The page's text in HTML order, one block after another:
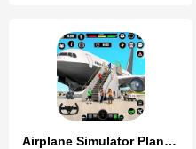
Airplane Simulator Plane Games